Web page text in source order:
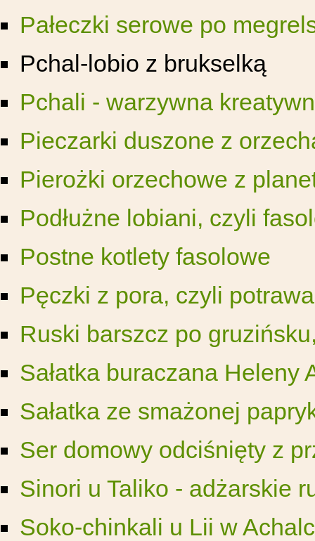
Pałeczki serowe po
Pchal-lobio z brukselką
Pchali - warzywna
Pieczarki duszone z
Pierożki orzechowe z
Podłużne lobiani, czyli
Postne kotlety fasolowe
Pęczki z pora, czyli
Ruski barszcz po
Sałatka buraczana Heleny
Sałatka ze smażonej
Ser domowy odciśnięty z
Sinori u Taliko - adżarskie
Soko-chinkali u Lii w